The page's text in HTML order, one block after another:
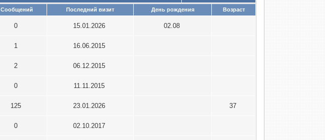
Сообщений Последний визит День рождения Возраст
0 15.01.2026 02.08
1 16.06.2015
2 06.12.2015
0 11.11.2015
125 23.01.2026 37
0 02.10.2017